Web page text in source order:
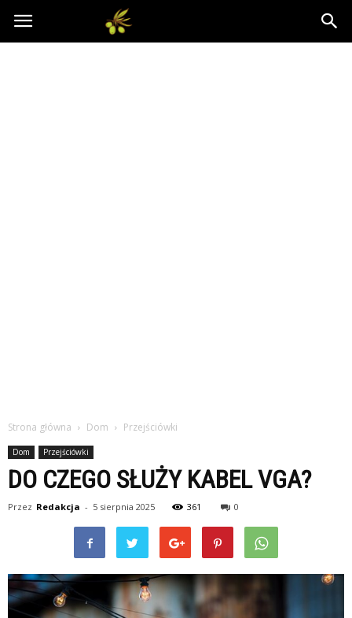
Oliwkowo.pl
Strona główna Dom Przejściówki
Dom Przejściówki
DO CZEGO SŁUŻY KABEL VGA?
Przez Redakcja - 5 sierpnia 2025 361 0